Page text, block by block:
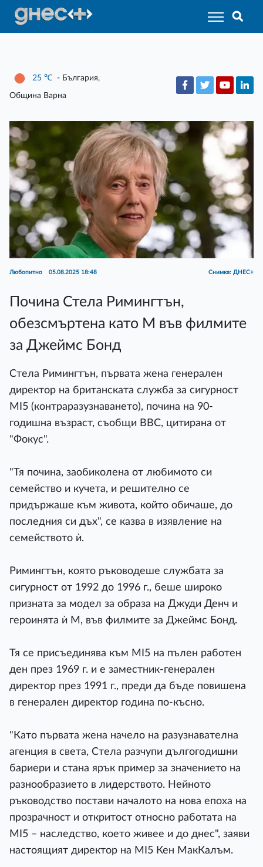
25 ℃ - България,
Община Варна
Любопитно 05.08.2025 18:48 Снимка: ДНЕС+
Почина Стела Римингтън,
обезсмъртена като М във филмите
за Джеймс Бонд
Стела Римингтън, първата жена генерален
директор на британската служба за сигурност
MI5 (контраразузнаването), почина на 90-
годишна възраст, съобщи BBC, цитирана от
"Фокус".
"Тя почина, заобиколена от любимото си
семейство и кучета, и решително се
придържаше към живота, който обичаше, до
последния си дъх", се казва в изявление на
семейството ѝ.
Римингтън, която ръководеше службата за
сигурност от 1992 до 1996 г., беше широко
призната за модел за образа на Джуди Денч и
героинята ѝ М, във филмите за Джеймс Бонд.
Тя се присъединява към MI5 на пълен работен
ден през 1969 г. и е заместник-генерален
директор през 1991 г., преди да бъде повишена
в генерален директор година по-късно.
"Като първата жена начело на разузнавателна
агенция в света, Стела разчупи дългогодишни
бариери и стана ярък пример за значението на
разнообразието в лидерството. Нейното
ръководство постави началото на нова епоха на
прозрачност и откритост относно работата на
MI5 – наследство, което живее и до днес", заяви
настоящият директор на MI5 Кен МакКалъм.